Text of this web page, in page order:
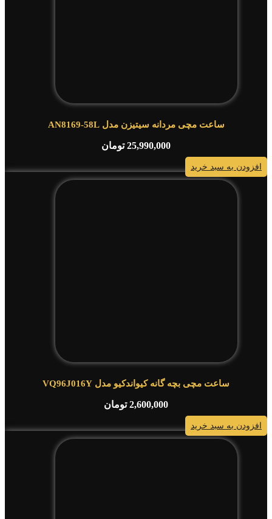
ساعت مچی مردانه سیتیزن مدل AN8169-58L
25,990,000 تومان
افزودن به سبد خرید
ساعت مچی بچه گانه کیواندکیو مدل VQ96J016Y
2,600,000 تومان
افزودن به سبد خرید